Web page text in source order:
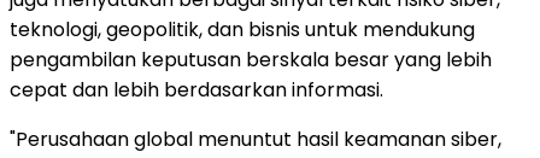
teknologi, geopolitik, dan bisnis untuk mendukung
pengambilan keputusan berskala besar yang lebih
cepat dan lebih berdasarkan informasi.
"Perusahaan global menuntut hasil keamanan siber,